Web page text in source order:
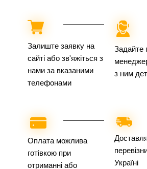
Залиште заявку на
сайті або зв'яжіться з
нами за вказаними
телефонами
Задайте
з ним
Оплата можлива
готівкою при
отриманні або
Україні